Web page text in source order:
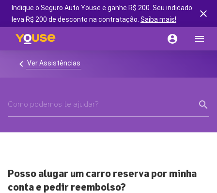
Indique o Seguro Auto Youse e ganhe R$ 200. Seu indicado
leva R$ 200 de desconto na contratação. Saiba mais!
Ver Assistências
Posso alugar um carro reserva por minha
conta e pedir reembolso?